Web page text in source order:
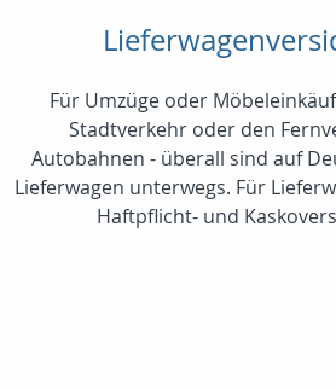
Für Umzüge oder
Stadtverkehr oder den
Autobahnen - überall sind auf
Lieferwagen unterwegs. Für
Haftpflicht- und